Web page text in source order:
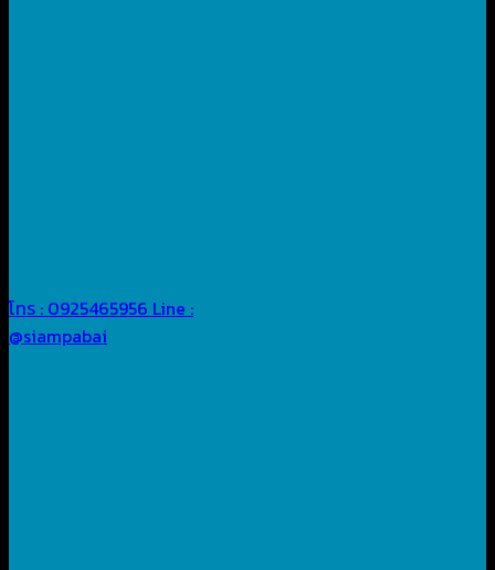
โทร : 0925465956 Line :
@siampabai